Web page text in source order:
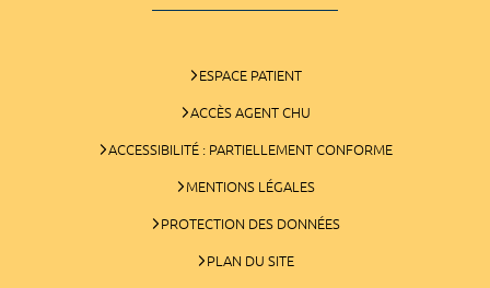
ESPACE PATIENT
ACCÈS AGENT CHU
ACCESSIBILITÉ : PARTIELLEMENT CONFORME
MENTIONS LÉGALES
PROTECTION DES DONNÉES
PLAN DU SITE